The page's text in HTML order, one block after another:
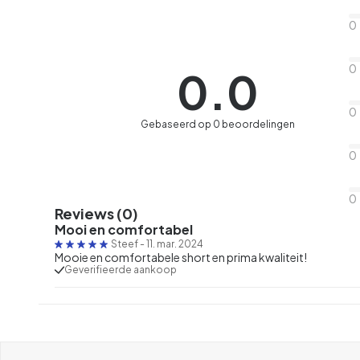
0.0
Gebaseerd op 0 beoordelingen
0
0
0
0
0
Reviews (0)
Mooi en comfortabel
Steef - 11. mar. 2024
Mooie en comfortabele short en prima kwaliteit!
Geverifieerde aankoop